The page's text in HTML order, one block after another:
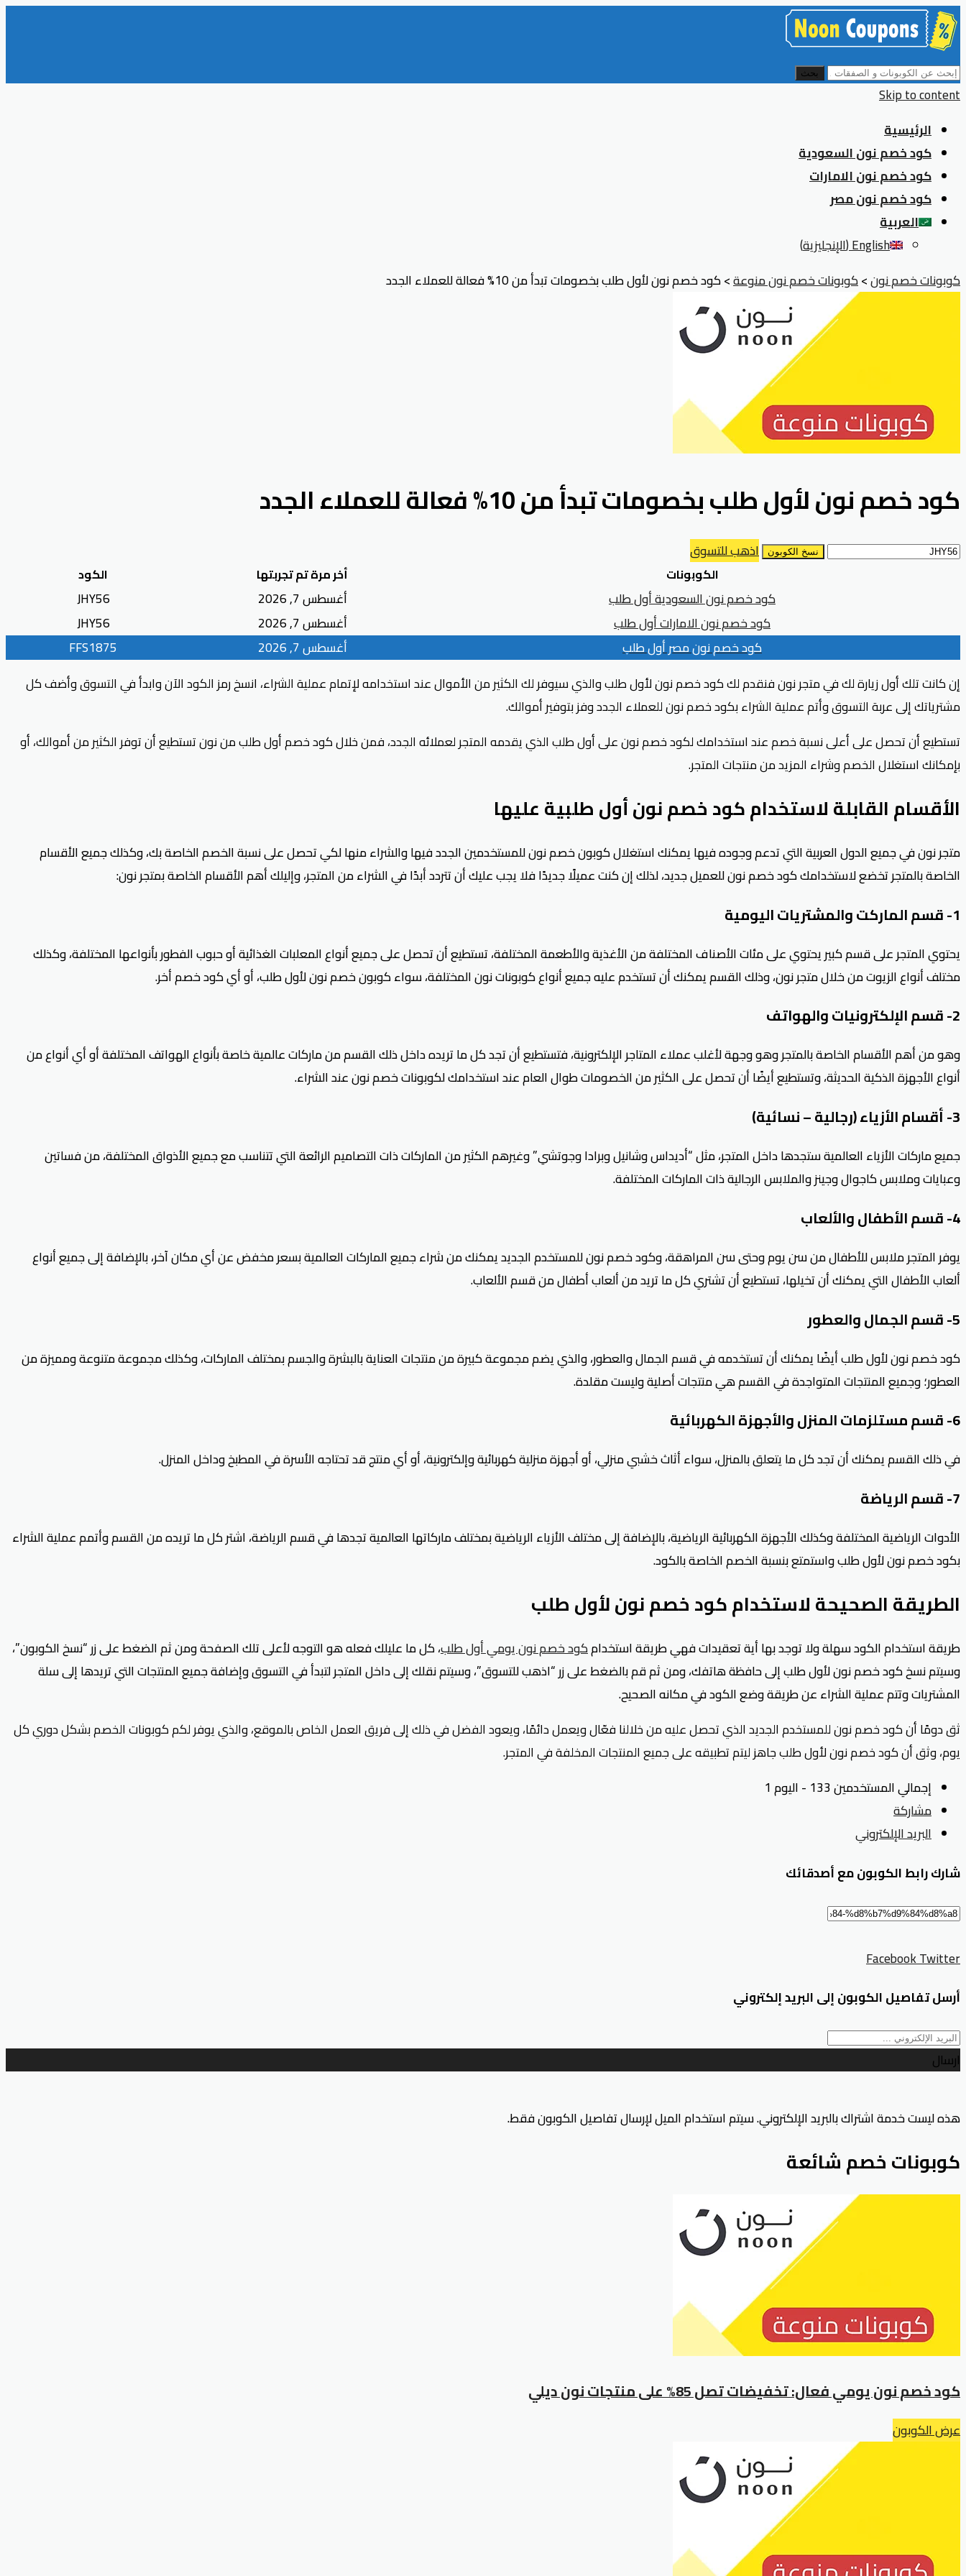
بحث
Skip to content
الرئيسية
كود خصم نون السعودية
كود خصم نون الامارات
كود خصم نون مصر
العربية
English
(الإنجليزية)
كوبونات خصم نون>كوبونات خصم نون منوعة>كود خصم نون لأول طلب بخصومات تبدأ من 10% فعالة للعملاء الجدد
كود خصم نون لأول طلب بخصومات تبدأ من 10% فعالة للعملاء الجدد
نسخ الكوبون اذهب للتسوق
الكوبونات أخر مرة تم تجربتها الكود
كود خصم نون السعودية أول طلب أغسطس 7, 2026
JHY56
كود خصم نون الامارات أول طلب
أغسطس 7, 2026
JHY56
كود خصم نون مصر أول طلب
أغسطس 7, 2026
FFS1875
إن كانت تلك أول زيارة لك في متجر نون فنقدم لك كود خصم نون لأول طلب والذي سيوفر لك الكثير من الأموال عند استخدامه لإتمام عملية الشراء، انسخ رمز الكود الآن وابدأ في التسوق وأضف كل
مشترياتك إلى عربة التسوق وأتم عملية الشراء بكود خصم نون للعملاء الجدد وفز بتوفير أموالك.
تستطيع أن تحصل على أعلى نسبة خصم عند استخدامك لكود خصم نون على أول طلب الذييقدمه المتجر لعملائه الجدد، فمن خلالكود خصم أول طلب من نونتستطيع أن توفر الكثير من أموالك، أو
بإمكانك استغلال الخصم وشراء المزيد من منتجات المتجر.
الأقسام القابلة لاستخدامكود خصم نون أول طلبية عليها
متجر نون في جميع الدول العربية التي تدعم وجوده فيها يمكنك استغلالكوبون خصم نون للمستخدمين الجدد فيها والشراء منها لكي تحصل على نسبة الخصم الخاصة بك، وكذلك جميع الأقسام
الخاصة بالمتجر تخضع لاستخدامك كود خصم نون للعميل جديد، لذلك إن كنت عميلًا جديدًا فلا يجب عليك أن تتردد أبدًا في الشراء من المتجر، وإليلك أهم الأقسام الخاصة بمتجر نون:
1- قسم الماركت والمشتريات اليومية
يحتوي المتجر على قسم كبير يحتوي على مئات الأصناف المختلفة من الأغذية والأطعمة المختلفة، تستطيع أن تحصل على جميع أنواع المعلبات الغذائية أو حبوب الفطور بأنواعها المختلفة، وكذلك
مختلف أنواع الزيوت من خلال متجر نون، وذلك القسم يمكنك أن تستخدم عليه جميع أنواع كوبونات نون المختلفة، سواءكوبون خصم نون لأول طلب، أو أي كود خصم أخر.
2- قسم الإلكترونيات والهواتف
وهو من أهم الأقسام الخاصة بالمتجر وهو وجهة لأغلب عملاء المتاجر الإلكترونية، فتستطيع أن تجد كل ما تريده داخل ذلك القسم من ماركات عالمية خاصة بأنواع الهواتف المختلفة أو أي أنواع من
أنواع الأجهزة الذكية الحديثة، وتستطيع أيضًا أن تحصل على الكثير من الخصومات طوال العام عند استخدامك لكوبونات خصم نون عند الشراء.
3- أقسام الأزياء (رجالية – نسائية)
جميع ماركات الأزياء العالمية ستجدها داخل المتجر، مثل “أديداس وشانيل وبرادا وجوتشي” وغيرهم الكثير من الماركات ذات التصاميم الرائعة التي تتناسب مع جميع الأذواق المختلفة، من فساتين
وعبايات وملابس كاجوال وجينز والملابس الرجالية ذات الماركات المختلفة.
4- قسم الأطفال والألعاب
يوفر المتجر ملابس للأطفال من سن يوم وحتى سن المراهقة، وكود خصم نون للمستخدم الجديد يمكنك من شراء جميع الماركات العالمية بسعر مخفض عن أي مكان آخر، بالإضافة إلى جميع أنواع
ألعاب الأطفال التي يمكنك أن تخيلها، تستطيع أن تشتري كل ما تريد من ألعاب أطفال من قسم الألعاب.
5- قسم الجمال والعطور
كود خصم نون لأول طلب أيضًا يمكنك أن تستخدمه في قسم الجمال والعطور، والذي يضم مجموعة كبيرة من منتجات العناية بالبشرة والجسم بمختلف الماركات، وكذلك مجموعة متنوعة ومميزة من
العطور؛ وجميع المنتجات المتواجدة في القسم هي منتجات أصلية وليست مقلدة.
6- قسم مستلزمات المنزل والأجهزة الكهربائية
في ذلك القسم يمكنك أن تجد كل ما يتعلق بالمنزل، سواء أثاث خشبي منزلي، أو أجهزة منزلية كهربائية وإلكترونية، أو أي منتج قد تحتاجه الأسرة في المطبخ وداخل المنزل.
7- قسم الرياضة
الأدوات الرياضية المختلفة وكذلك الأجهزة الكهربائية الرياضية، بالإضافة إلى مختلف الأزياء الرياضية بمختلف ماركاتها العالمية تجدها في قسم الرياضة، اشتر كل ما تريده من القسم وأتمم عملية الشراء
بكود خصم نون لأول طلب واستمتع بنسبة الخصم الخاصة بالكود.
الطريقة الصحيحة لاستخدامكود خصم نون لأول طلب
طريقة استخدام الكود سهلة ولا توجد بها أية تعقيدات فهي طريقة استخدامكود خصم نون يومي أول طلب، كل ما عليلك فعله هو التوجه لأعلى تلك الصفحة ومن ثم الضغط على زر “نسخ الكوبون”،
وسيتم نسخكود خصم نون لأول طلب إلى حافظة هاتفك، ومن ثم قم بالضغط على زر “اذهب للتسوق”، وسيتم نقلك إلى داخل المتجر لتبدأ في التسوق وإضافة جميع المنتجات التي تريدها إلى سلة
المشتريات وتتم عملية الشراء عن طريقة وضع الكود في مكانه الصحيح.
ثق دومًا أن كود خصم نون للمستخدم الجديد الذي تحصل عليه من خلالنا فعّال ويعمل دائمًا، ويعود الفضل في ذلك إلى فريق العمل الخاص بالموقع، والذي يوفر لكم كوبونات الخصم بشكل دوري كل
يوم، وثق أن كود خصم نون لأول طلب جاهز ليتم تطبيقه على جميع المنتجات المخلفة في المتجر.
إجمالي المستخدمين 133 - اليوم 1
مشاركة
البريد الإلكتروني
شارك رابط الكوبون مع أصدقائك
FacebookTwitter
أرسل تفاصيل الكوبون إلى البريد إلكتروني
ارسال
هذه ليست خدمة اشتراك بالبريد الإلكتروني. سيتم استخدام الميل لإرسال تفاصيل الكوبون فقط.
كوبونات خصم شائعة
كود خصم نون يومي فعال: تخفيضات تصل 85% على منتجات نون ديلي
عرض الكوبون